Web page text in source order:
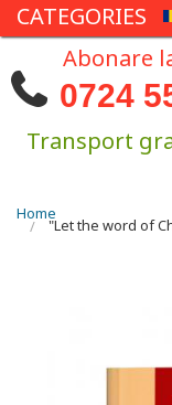
CATEGORIES
Abonare
0724
Transport
You
Home
"Let the word of